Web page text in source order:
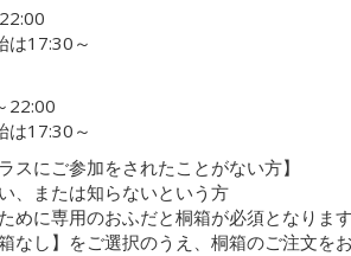
は17:30～
22:00
は17:30～
スにご参加をされたことがない方】
、または知らないという方
めに専用のおふだと桐箱が必須となりま
なし】をご選択のうえ、桐箱のご注文を